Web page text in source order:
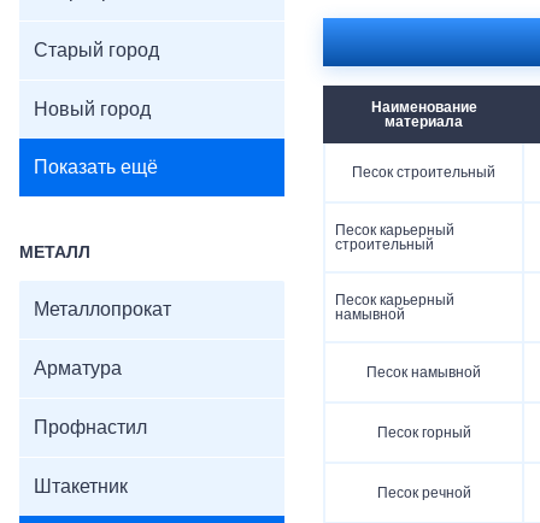
Старый город
Новый город
Показать ещё
МЕТАЛЛ
Металлопрокат
Арматура
Профнастил
Штакетник
Наименование
материала
Песок строительный
Песок карьерный
строительный
Песок карьерный
намывной
Песок намывной
Песок горный
Песок речной